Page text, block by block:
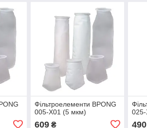
Фільтроелементи BPONG
005-X01 (5 мкм)
609₴ 490